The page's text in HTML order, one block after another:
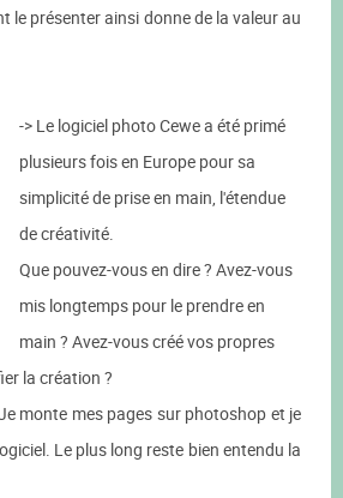
le présenter ainsi donne de la valeur au
-> Le logiciel photo Cewe a été primé
plusieurs fois en Europe pour sa
simplicité de prise en main, l'étendue
de créativité.
Que pouvez-vous en dire ? Avez-vous
mis longtemps pour le prendre en
main ? Avez-vous créé vos propres
la création ?
monte mes pages sur photoshop et je
Le plus long reste bien entendu la